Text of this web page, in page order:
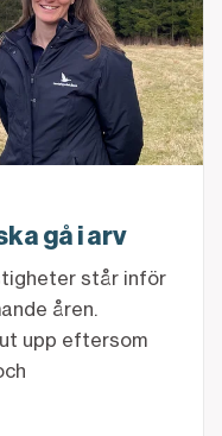
gå i arv
står inför
åren.
upp eftersom